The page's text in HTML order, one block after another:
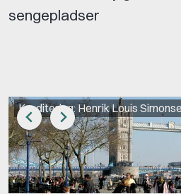
sengepladser
Kreditering: Henrik Louis